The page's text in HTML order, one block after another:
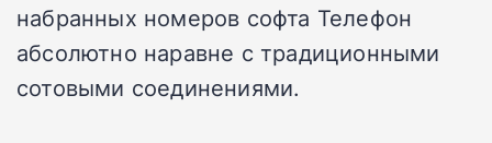
набранных номеров софта Телефон
абсолютно наравне с традиционными
сотовыми соединениями.